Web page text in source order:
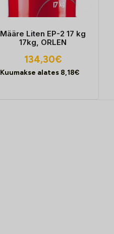
Määre Liten EP-2 17 kg
17kg, ORLEN
134,30€
Kuumakse alates 8,18€